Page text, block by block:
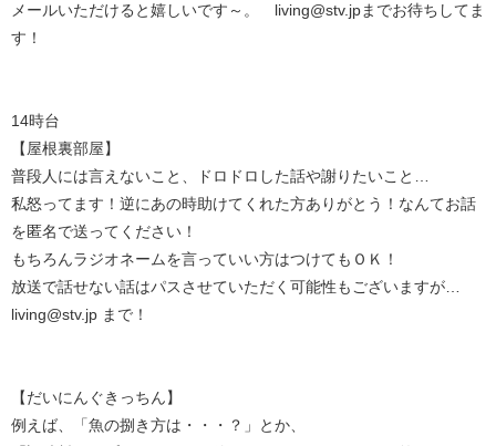
メールいただけると嬉しいです～。 living@stv.jpまでお待ちしてま
す！
14時台
【屋根裏部屋】
普段人には言えないこと、ドロドロした話や謝りたいこと…
私怒ってます！逆にあの時助けてくれた方ありがとう！なんてお話
を匿名で送ってください！
もちろんラジオネームを言っていい方はつけてもＯＫ！
放送で話せない話はパスさせていただく可能性もございますが…
living@stv.jp まで！
【だいにんぐきっちん】
例えば、「魚の捌き方は・・・？」とか、